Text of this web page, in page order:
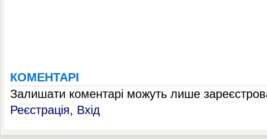
КОМЕНТАРІ
Залишати коментарі можуть лише
Реєстрація, Вхід